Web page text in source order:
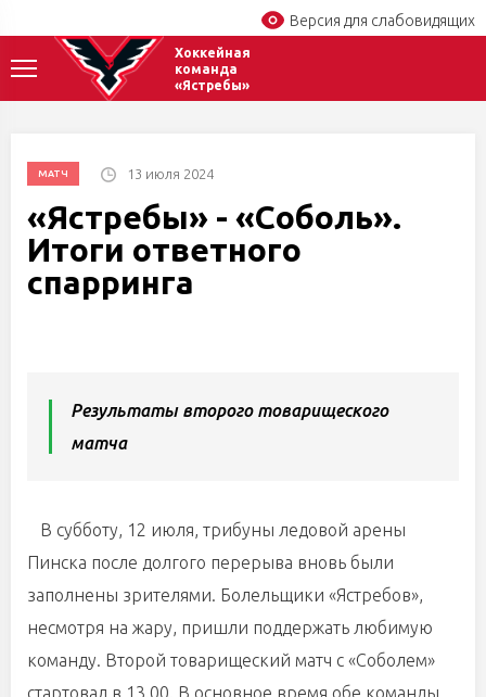
Версия для слабовидящих
Хоккейная
команда
«Ястребы»
МАТЧ 13 июля 2024
«Ястребы» - «Соболь».
Итоги ответного
спарринга
Результаты второго товарищеского
матча
В субботу, 12 июля, трибуны ледовой арены
Пинска после долгого перерыва вновь были
заполнены зрителями. Болельщики «Ястребов»,
несмотря на жару, пришли поддержать любимую
команду. Второй товарищеский матч с «Соболем»
стартовал в 13.00. В основное время обе команды